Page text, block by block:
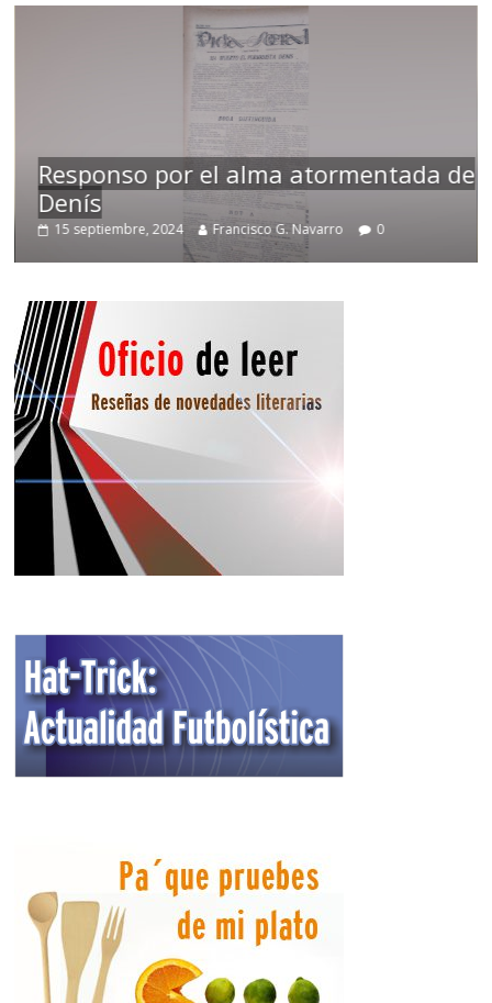
Responso por el alma atormentada de
Denís
15 septiembre, 2024 Francisco G. Navarro 0